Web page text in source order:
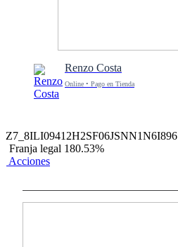
Renzo Costa
Online • Pago en Tienda
Z7_8ILI09412H2SF06JSNN1N6I896
Franja legal 180.53%
Acciones